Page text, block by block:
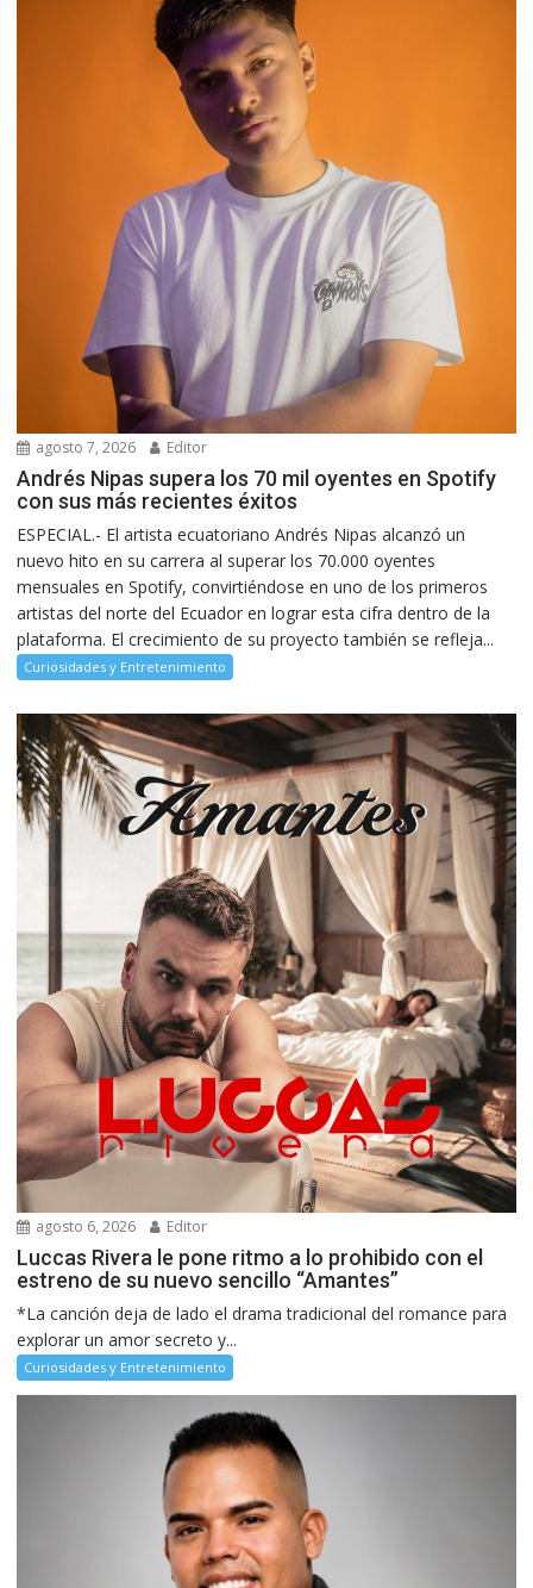
agosto 7, 2026 Editor
Andrés Nipas supera los 70 mil oyentes en Spotify
con sus más recientes éxitos
ESPECIAL.- El artista ecuatoriano Andrés Nipas alcanzó un
nuevo hito en su carrera al superar los 70.000 oyentes
mensuales en Spotify, convirtiéndose en uno de los primeros
artistas del norte del Ecuador en lograr esta cifra dentro de la
plataforma. El crecimiento de su proyecto también se refleja...
Curiosidades y Entretenimiento
agosto 6, 2026 Editor
Luccas Rivera le pone ritmo a lo prohibido con el
estreno de su nuevo sencillo “Amantes”
*La canción deja de lado el drama tradicional del romance para
explorar un amor secreto y...
Curiosidades y Entretenimiento